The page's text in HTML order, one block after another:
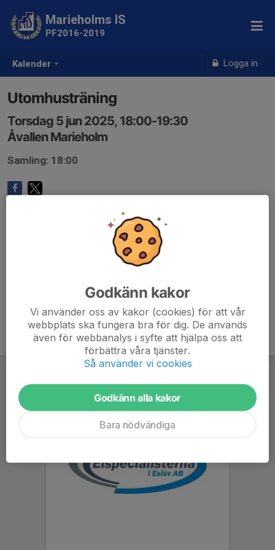
Kalender Logga in
Marieholms IS
PF2016-2019
Utomhusträning
Torsdag 5 jun 2025, 18:00-19:30
Åvallen Marieholm
Samling: 18:00
Godkänn kakor
Vi använder oss av kakor (cookies) för att vår
webbplats ska fungera bra för dig. De används
även för webbanalys i syfte att hjälpa oss att
förbättra våra tjänster.
Så använder vi cookies
Godkänn alla kakor
Bara nödvändiga